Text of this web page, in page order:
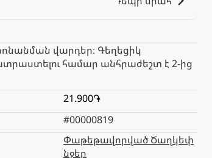
վարդեր։ Գեղեցիկ
համար անհրաժեշտ է 2-ից
21.900֏
#00000819
Փաթեթավորված Ծաղկեփ
նջեր